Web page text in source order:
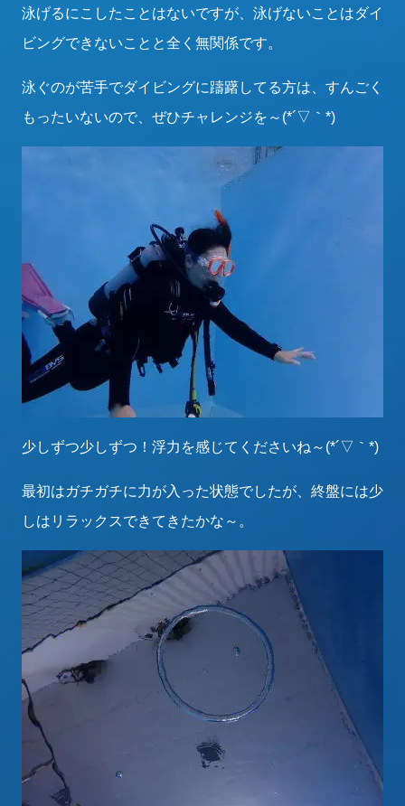
泳げるにこしたことはないですが、泳げないことはダイ
ビングできないことと全く無関係です。
泳ぐのが苦手でダイビングに躊躇してる方は、すんごく
もったいないので、ぜひチャレンジを～(*´▽｀*)
少しずつ少しずつ！浮力を感じてくださいね～(*´▽｀*)
最初はガチガチに力が入った状態でしたが、終盤には少
しはリラックスできてきたかな～。